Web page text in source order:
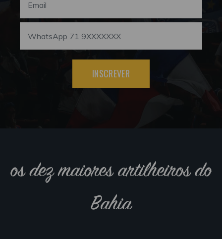
INSCREVER
os dez maiores artilheiros do
Bahia